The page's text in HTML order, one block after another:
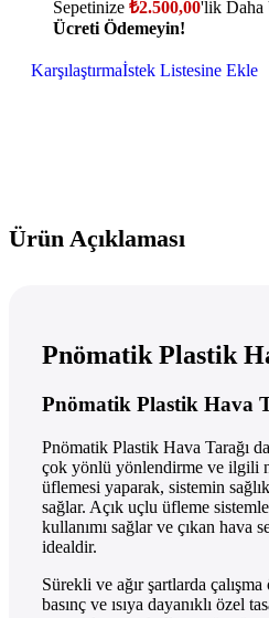
Sepetinize ₺2.500,00'lik Daha
Ücreti Ödemeyin!
Karşılaştırmaİstek Listesine Ekle
Ürün Açıklaması
Pnömatik Plastik
Pnömatik Plastik Hava
Pnömatik Plastik Hava Tarağı
çok yönlü yönlendirme ve ilgili
üflemesi yaparak, sistemin
sağlar. Açık uçlu üfleme
kullanımı sağlar ve çıkan hava
idealdir.
Sürekli ve ağır şartlarda
basınç ve ısıya dayanıklı özel